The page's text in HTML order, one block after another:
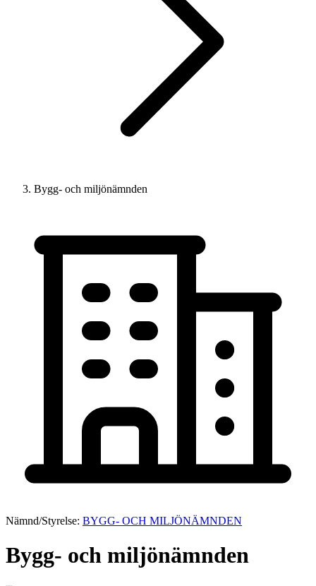
Bygg- och miljönämnden
Nämnd/Styrelse: BYGG- OCH MILJÖNÄMNDEN
Bygg- och miljönämnden